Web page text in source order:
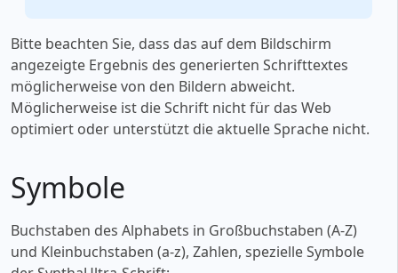
Bitte beachten Sie, dass das auf dem Bildschirm
angezeigte Ergebnis des generierten Schrifttextes
möglicherweise von den Bildern abweicht.
Möglicherweise ist die Schrift nicht für das Web
optimiert oder unterstützt die aktuelle Sprache nicht.
Symbole
Buchstaben des Alphabets in Großbuchstaben (A-Z)
und Kleinbuchstaben (a-z), Zahlen, spezielle Symbole